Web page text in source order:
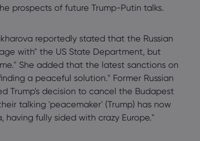
prospects of future Trump-Putin talks.
reportedly stated that the Russian
with" the US State Department, but
She added that the latest sanctions on
a peaceful solution." Former Russian
Trump's decision to cancel the Budapest
talking 'peacemaker' (Trump) has now
fully sided with crazy Europe."